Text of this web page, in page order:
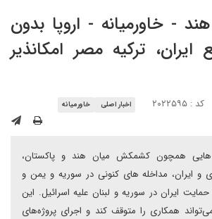
- خاورمیانه - اروپا بدون
ایران، ترکیه مصر امکانذیر
کد : ۲۰۲۲۵۹۵ اخبار اصلی خاورمیانه
همچون کشمکش میان هند و پاکستان،
و ایران، مداخله های کنونی در سوریه و یمن و
ایران در سوریه و لبنان علیه اسرائیل. این
همکاری را متوقف کند و اجرای پروژه‌های